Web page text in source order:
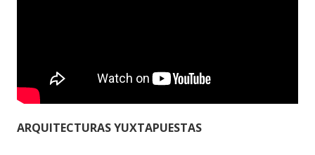
ARQUITECTURAS YUXTAPUESTAS